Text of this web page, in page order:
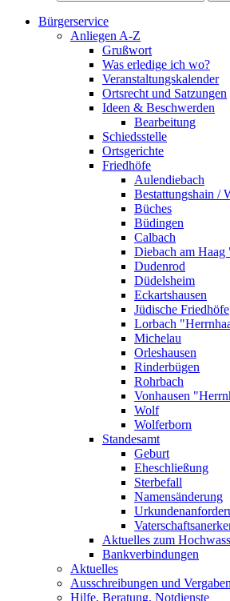
Bürgerservice
Anliegen A-Z
Grußwort
Was erledige ich wo?
Veranstaltungskalender
Ortsrecht und Satzungen
Ideen & Beschwerden
Bearbeitung
Schiedsstelle
Ortsgerichte
Friedhöfe
Aulendiebach
Bestattungshain /
Büches
Büdingen
Calbach
Diebach am Haag
Dudenrod
Düdelsheim
Eckartshausen
Jüdische Friedhöfe
Lorbach
Michelau
Orleshausen
Rinderbügen
Rohrbach
Vonhausen
Wolf
Wolferborn
Standesamt
Geburt
Eheschließung
Sterbefall
Namensänderung
Aktuelles zum
Bankverbindungen
Aktuelles
Ausschreibungen und Vergaben
Hilfe, Beratung, Notdienste